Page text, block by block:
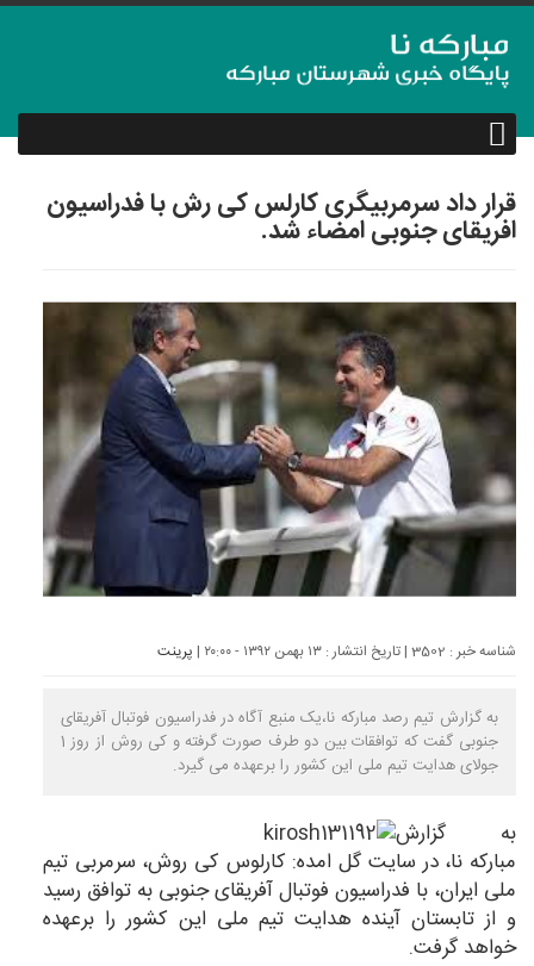
قرار داد سرمربیگری کارلس کی رش با فدراسیون
افریقای جنوبی امضاء شد.
شناسه خبر : 3502 | تاریخ انتشار : ۱۳ بهمن ۱۳۹۲ - ۲۰:۰۰ | پرینت
به گزارش تیم رصد مبارکه نا،یک منبع آگاه در فدراسیون فوتبال آفریقای
جنوبی گفت که توافقات بین دو طرف صورت گرفته و کی روش از روز 1
جولای هدایت تیم ملی این کشور را برعهده می گیرد.
به گزارش
مبارکه نا، در سایت گل امده: کارلوس کی روش، سرمربی تیم
ملی ایران، با فدراسیون فوتبال آفریقای جنوبی به توافق رسید
و از تابستان آینده هدایت تیم ملی این کشور را برعهده
خواهد گرفت.